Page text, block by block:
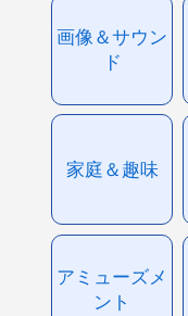
画像＆サウン
ド
家庭＆趣味
アミューズメ
ント